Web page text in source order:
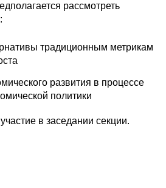
СМИ
рассмотреть
традиционным метрикам
развития в процессе
политики
в заседании секции.